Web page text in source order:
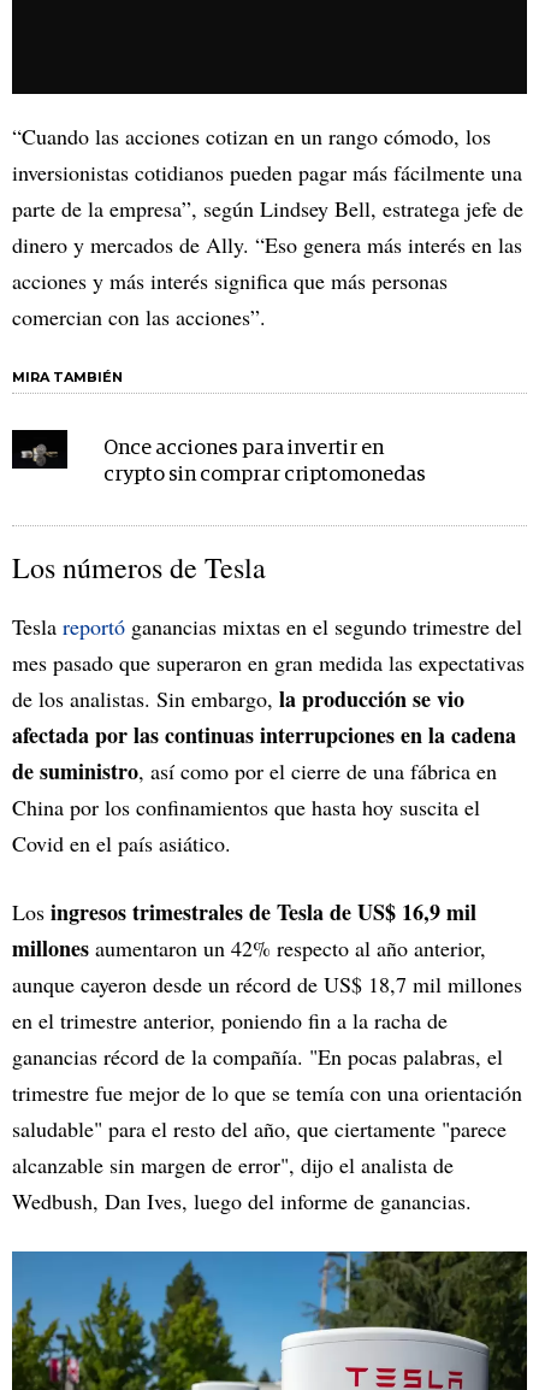
“Cuando las acciones cotizan en un rango cómodo, los
inversionistas cotidianos pueden pagar más fácilmente una
parte de la empresa”, según Lindsey Bell, estratega jefe de
dinero y mercados de Ally. “Eso genera más interés en las
acciones y más interés significa que más personas
comercian con las acciones”.
MIRA TAMBIÉN
Once acciones para invertir en
crypto sin comprar criptomonedas
Los números de Tesla
Tesla reportó ganancias mixtas en el segundo trimestre del
mes pasado que superaron en gran medida las expectativas
de los analistas. Sin embargo, la producción se vio
afectada por las continuas interrupciones en la cadena
de suministro, así como por el cierre de una fábrica en
China por los confinamientos que hasta hoy suscita el
Covid en el país asiático.
Los ingresos trimestrales de Tesla de US$ 16,9 mil
millones aumentaron un 42% respecto al año anterior,
aunque cayeron desde un récord de US$ 18,7 mil millones
en el trimestre anterior, poniendo fin a la racha de
ganancias récord de la compañía. "En pocas palabras, el
trimestre fue mejor de lo que se temía con una orientación
saludable" para el resto del año, que ciertamente "parece
alcanzable sin margen de error", dijo el analista de
Wedbush, Dan Ives, luego del informe de ganancias.